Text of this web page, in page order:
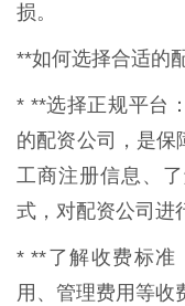
损。
**如何选择合适的
* **选择正规平台
的配资公司，是保
工商注册信息、
式，对配资公司进
* **了解收费标准
用、管理费用等收